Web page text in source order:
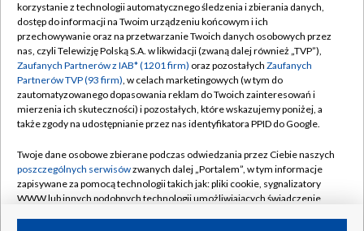
TVP
Abonament TVP
Emisja w TVP
Centrum informacji TVP
Naziemna Telewizja Cyfrowa
Rada Programowa
System NOS
Informacje o nadawcy
Regulamin TVP
Polityka prywatności
Moje zgody
Pomoc
Kontakt
Kanały
korzystanie z technologii automatycznego śledzenia i zbierania danych,
dostęp do informacji na Twoim urządzeniu końcowym i ich
przechowywanie oraz na przetwarzanie Twoich danych osobowych przez
nas, czyli Telewizję Polską S.A. w likwidacji (zwaną dalej również „TVP”),
Zaufanych Partnerów z IAB* (1201 firm) oraz pozostałych Zaufanych
Partnerów TVP (93 firm), w celach marketingowych (w tym do
zautomatyzowanego dopasowania reklam do Twoich zainteresowań i
mierzenia ich skuteczności) i pozostałych, które wskazujemy poniżej, a
także zgody na udostępnianie przez nas identyfikatora PPID do Google.
Twoje dane osobowe zbierane podczas odwiedzania przez Ciebie naszych
poszczególnych serwisówzwanych dalej „Portalem”, w tym informacje
zapisywane za pomocą technologii takich jak: pliki cookie, sygnalizatory
WWW lub innych podobnych technologii umożliwiających świadczenie